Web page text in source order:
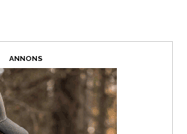
ANNONS